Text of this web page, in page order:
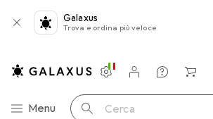
Galaxus
Trova e ordina più veloce
Categoria Navigazione
Menu Cerca
Impostazioni
Conto cliente
Liste di confronto
Liste dei desideri
Carrello